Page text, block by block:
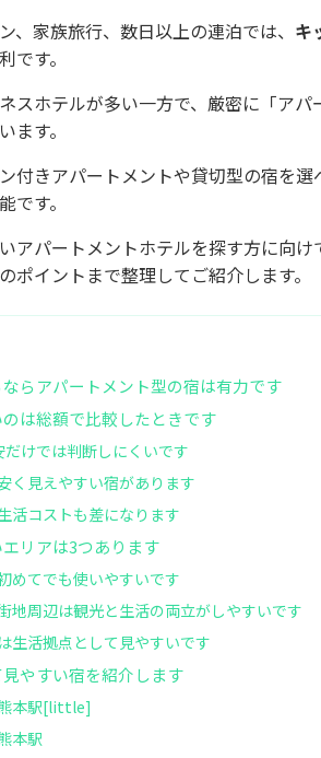
、家族旅行、数日以上の連泊では、 キ
です。
スホテルが多い一方で、厳密に「ア
ます。
付きアパートメントや貸切型の宿を選
です。
アパートメントホテルを探す方に向
ポイントまで整理してご紹介します。
らアパートメント型の宿は有力です
は総額で比較したときです
けでは判断しにくいです
く見えやすい宿があります
活コストも差になります
リアは3つあります
めてでも使いやすいです
地周辺は観光と生活の両立がしやすいです
生活拠点として見やすいです
やすい宿を紹介します
熊本駅[little]
本駅